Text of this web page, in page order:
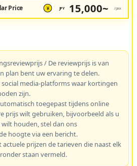
Price ¥ JPY 15,000~ /pax
/ De reviewprijs is van
plan bent uw ervaring te delen.
media-platforms waar kortingen
zijn.
toegepast tijdens online
prijs wilt gebruiken, bijvoorbeeld als u
houden, stel dan ons
hoogte via een bericht.
actuele prijzen de tarieven die naast elk
staan vermeld.